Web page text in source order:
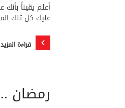
أعلم يقيناً
عليك كل تلك
قراءة المزيد
رمضان